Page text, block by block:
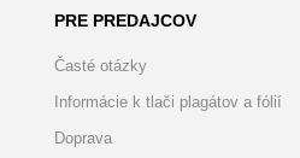
PRE PREDAJCOV
Časté otázky
Informácie k tlači plagátov a fólií
Doprava